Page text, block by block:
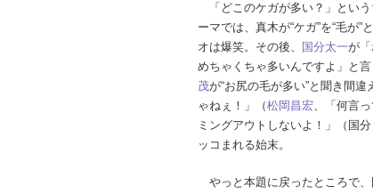
「どこのケガが多い？」とい
ーマでは、真木が“ケガ”を“毛が”
オは爆笑。その後、
国分太一が
めちゃくちゃ多いんですよ」と
茂が“お尻の毛が多い”と聞き間違
ゃねぇ！」（松岡昌宏、「何言
ミングアウトしないよ！」（国
ッコまれる始末。
やっと本題に戻ったところで